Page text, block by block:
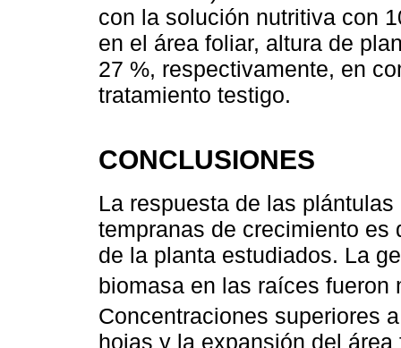
con la solución nutritiva con
en el área foliar, altura de
27 %, respectivamente, en
tratamiento testigo.
CONCLUSIONES
La respuesta de las
tempranas de crecimiento es
de la planta estudiados. La
biomasa en las raíces fueron
Concentraciones superiores
hojas y la expansión del